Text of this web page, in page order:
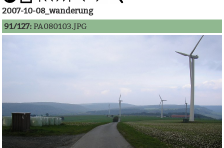
2007-10-08_wanderung
91/127: PA080103.JPG